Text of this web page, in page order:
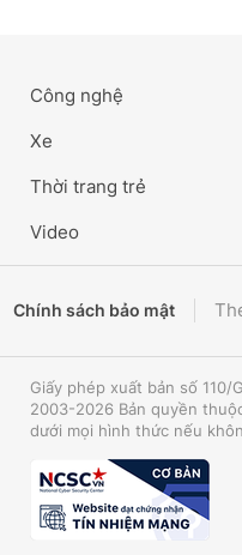
Công nghệ
Xe
Thời trang trẻ
Video
Chính sách bảo mật
Giấy phép xuất bản số
2003-2026 Bản quyền
dưới mọi hình thức nếu